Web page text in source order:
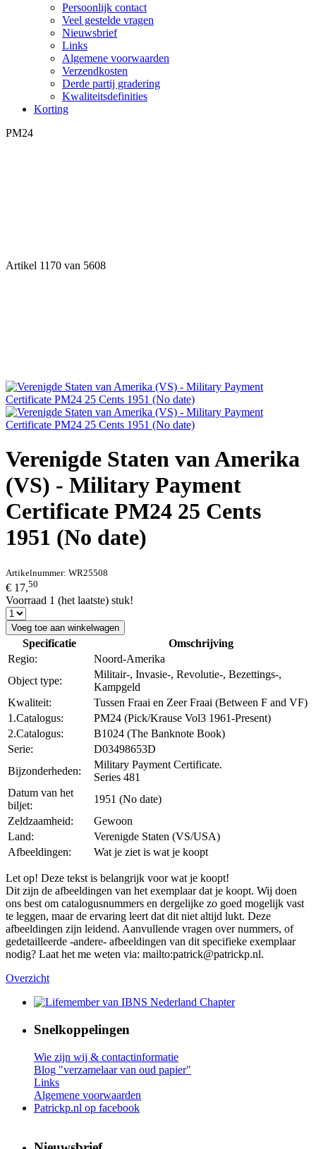
Persoonlijk contact
Veel gestelde vragen
Nieuwsbrief
Links
Algemene voorwaarden
Verzendkosten
Derde partij gradering
Kwaliteitsdefinities
Korting
PM24
Artikel 1170 van 5608
Verenigde Staten van Amerika
(VS) - Military Payment
Certificate PM24 25 Cents
1951 (No date)
Artikelnummer: WR25508
€ 17,50
Voorraad 1 (het laatste) stuk!
Voeg toe aan winkelwagen
Specificatie
Omschrijving
Regio:
Noord-Amerika
Object type:
Militair-, Invasie-, Revolutie-, Bezettings-,
Kampgeld
Kwaliteit:
Tussen Fraai en Zeer Fraai (Between F and VF)
1.Catalogus:
PM24 (Pick/Krause Vol3 1961-Present)
2.Catalogus:
B1024 (The Banknote Book)
Serie:
D03498653D
Bijzonderheden:
Military Payment Certificate.
Series 481
Datum van het
biljet:
1951 (No date)
Zeldzaamheid:
Gewoon
Land:
Verenigde Staten (VS/USA)
Afbeeldingen:
Wat je ziet is wat je koopt
Let op! Deze tekst is belangrijk voor wat je koopt!
Dit zijn de afbeeldingen van het exemplaar dat je koopt. Wij doen
ons best om catalogusnummers en dergelijke zo goed mogelijk vast
te leggen, maar de ervaring leert dat dit niet altijd lukt. Deze
afbeeldingen zijn leidend. Aanvullende vragen over nummers, of
gedetailleerde -andere- afbeeldingen van dit specifieke exemplaar
nodig? Laat het me weten via: mailto:patrick@patrickp.nl.
Overzicht
Snelkoppelingen
Wie zijn wij & contactinformatie
Blog "verzamelaar van oud papier"
Links
Algemene voorwaarden
Patrickp.nl op facebook